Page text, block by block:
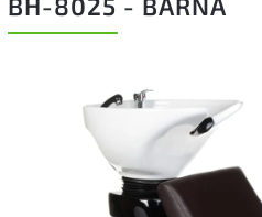
BH-8025 - BARNA